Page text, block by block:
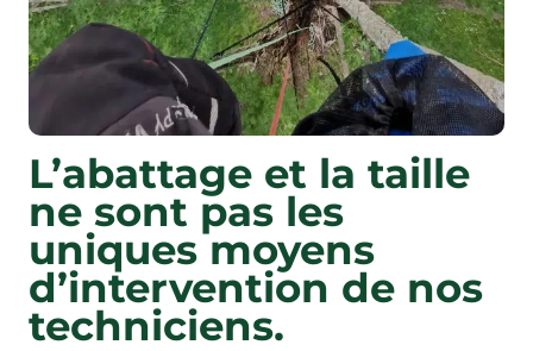
L’abattage et la taille
ne sont pas les
uniques moyens
d’intervention de nos
techniciens.